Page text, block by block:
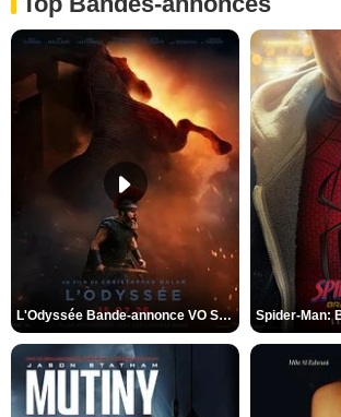
L'Odyssée Bande-annonce VO STFR